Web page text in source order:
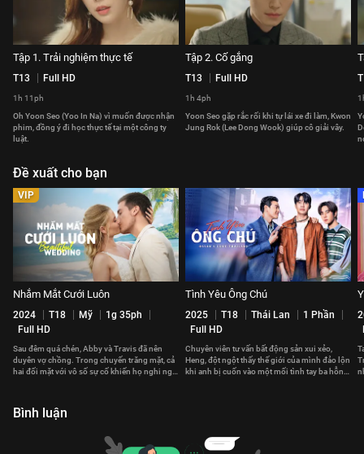
Tập 1. Trải nghiệm thực tế
T13 Full HD
1h 11ph
Oh Yoon Seo (Yoo In Na) vì muốn được nhận
phim, đồng ý đi học thực tế tại một công ty
luật.
Tập 2. Cố gắng
T13 Full HD
1h 4ph
Yoon Seo gặp rắc rối khi tự lái xe đi làm, Kwon
Jung Rok (Lee Dong Wook) giúp cô giải vây.
Đề xuất cho bạn
VIP
Nhắm Mắt Cưới Luôn
2024 T18 Mỹ
1g 35ph
Full HD
Sau đêm quá chén, Abby và Travis đã nên
duyên vợ chồng. Trong chuyến trăng mặt, cả
hai đối mặt với vô số sự cố khiến họ nghi ngờ
Tình Yêu Ông Chú
2025 T18 Thái Lan
1 Phần
Full HD
Chuyên viên tư vấn bất động sản xui xẻo,
Heng, đột ngột thấy thế giới của mình đảo lộn
khi anh bị cuốn vào một mối tình tay ba hỗn
Bình luận